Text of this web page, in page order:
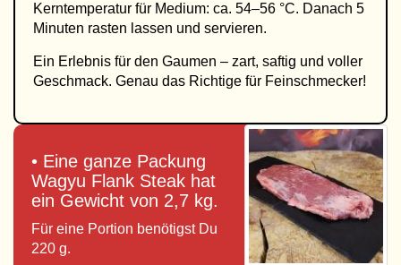
Kerntemperatur für Medium: ca. 54–56 °C. Danach 5
Minuten rasten lassen und servieren.
Ein Erlebnis für den Gaumen – zart, saftig und voller
Geschmack. Genau das Richtige für Feinschmecker!
• Eine ganze Packung
Wagyu Flank Steak hat
ein Gewicht von 2,7 kg.
Für eine Portion benötigst Du
220 g.